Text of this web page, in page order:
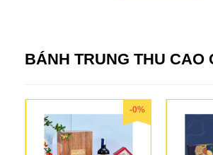
BÁNH TRUNG THU CAO
-0%